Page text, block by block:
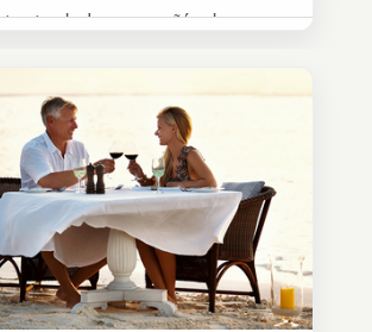
de la compañía de
hasta el complejo